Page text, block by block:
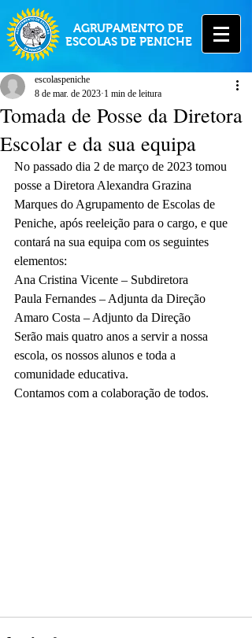
AGRUPAMENTO DE
ESCOLAS DE PENICHE
Tomada de Posse da Diretora
Escolar e da sua equipa
escolaspeniche
8 de mar. de 2023 1 min de leitura
No passado dia 2 de março de 2023 tomou
posse a Diretora Alexandra Grazina
Marques do Agrupamento de Escolas de
Peniche, após reeleição para o cargo, e que
contará na sua equipa com os seguintes
elementos:
Ana Cristina Vicente – Subdiretora
Paula Fernandes – Adjunta da Direção
Amaro Costa – Adjunto da Direção
Serão mais quatro anos a servir a nossa
escola, os nossos alunos e toda a
comunidade educativa.
Contamos com a colaboração de todos.